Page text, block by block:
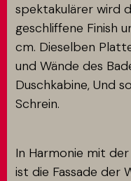
spektakulärer wird
geschliffene Finish
cm. Dieselben
und Wände des
Duschkabine, Und
Schrein.
In Harmonie mit
ist die Fassade der